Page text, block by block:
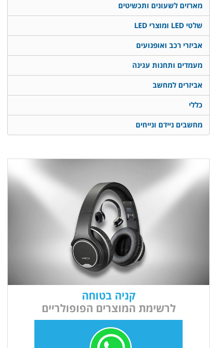
מארזים לשעונים ותכשיטים
שלטי LED ומוצרי LED
אביזרי רכב ואופנועים
מעמדים ותחנות עגינה
אביזרים למחשב
כללי
מחשבים ניידם ונייחים
קניה בטוחה
לרשימת המוצרים הפופולריים